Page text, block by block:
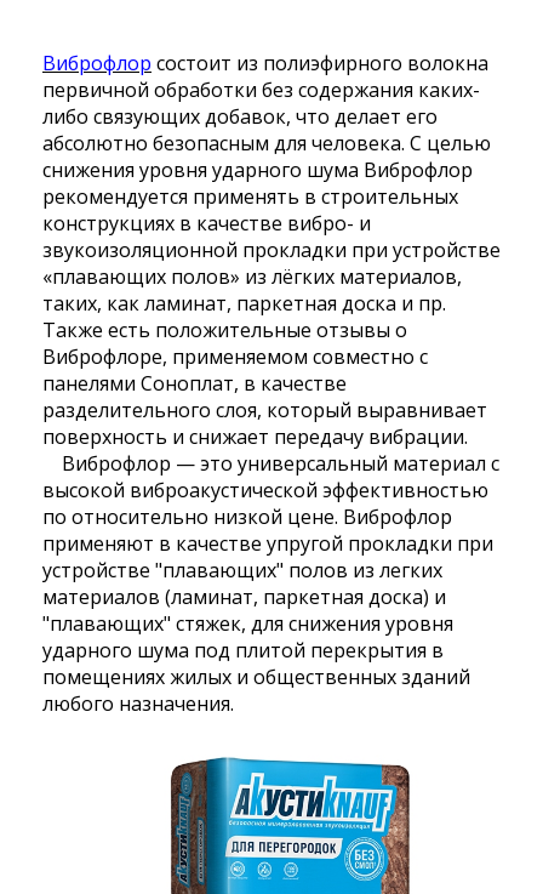
Виброфлор состоит из полиэфирного волокна
первичной обработки без содержания каких-
либо связующих добавок, что делает его
абсолютно безопасным для человека. С целью
снижения уровня ударного шума Виброфлор
рекомендуется применять в строительных
конструкциях в качестве вибро- и
звукоизоляционной прокладки при устройстве
«плавающих полов» из лёгких материалов,
таких, как ламинат, паркетная доска и пр.
Также есть положительные отзывы о
Виброфлоре, применяемом совместно с
панелями Соноплат, в качестве
разделительного слоя, который выравнивает
поверхность и снижает передачу вибрации.
Виброфлор — это универсальный материал с
высокой виброакустической эффективностью
по относительно низкой цене. Виброфлор
применяют в качестве упругой прокладки при
устройстве "плавающих" полов из легких
материалов (ламинат, паркетная доска) и
"плавающих" стяжек, для снижения уровня
ударного шума под плитой перекрытия в
помещениях жилых и общественных зданий
любого назначения.